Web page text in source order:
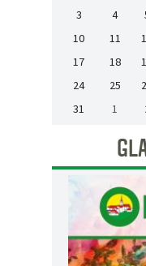
3
4
10
11
17
18
24
25
31
1